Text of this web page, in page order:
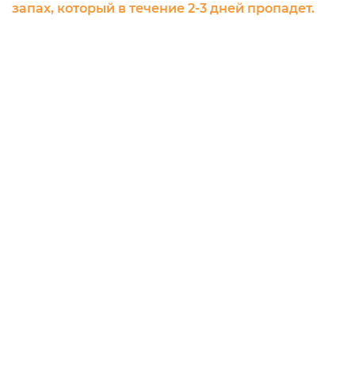
запах, который в течение 2-3 дней пропадет.